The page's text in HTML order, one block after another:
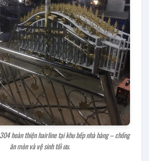
hoàn thiện hairline tại khu bếp nhà hàng – chống
ăn mòn và vệ sinh tối ưu.